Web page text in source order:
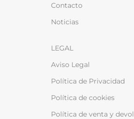
Contacto
Noticias
LEGAL
Aviso Legal
Política de Privacidad
Política de cookies
Política de venta y